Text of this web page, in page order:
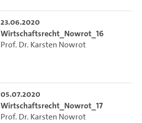
23.06.2020
Wirtschaftsrecht_Nowrot_16
Prof. Dr. Karsten Nowrot
05.07.2020
Wirtschaftsrecht_Nowrot_17
Prof. Dr. Karsten Nowrot